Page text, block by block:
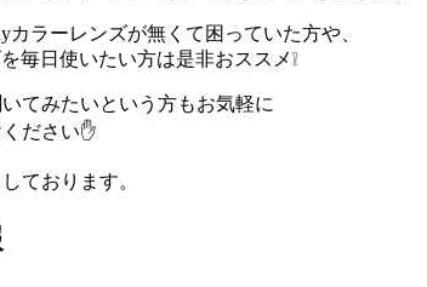
ラーレンズが無くて困っていた方や、
毎日使いたい方は是非おススメ❕
てみたいという方もお気軽に
ださい✋
ております。